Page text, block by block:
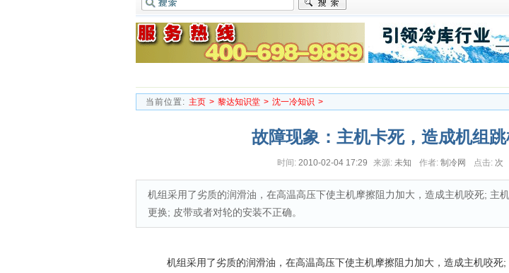
当前位置: 主页 > 黎达知识堂 > 沈一冷知识 >
故障现象：主机卡死，造成机组
时间: 2010-02-04 17:29 来源: 未知 作者: 制冷网 点击: 次
机组采用了劣质的润滑油，在高温高压下使主机摩擦阻力加大，造成主机咬死; 主
更换; 皮带或者对轮的安装不正确。
机组采用了劣质的润滑油，在高温高压下使主机摩擦阻力加大，造成主机咬死;